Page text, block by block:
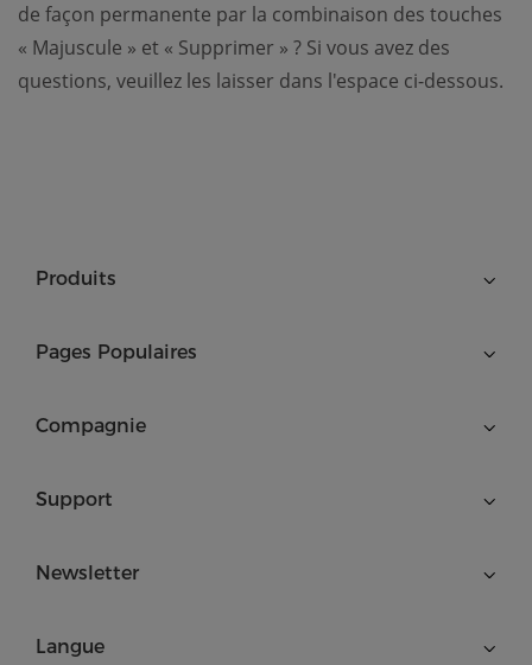
de façon permanente par la combinaison des touches
« Majuscule » et « Supprimer » ? Si vous avez des
questions, veuillez les laisser dans l'espace ci-dessous.
Produits
Pages Populaires
Compagnie
Support
Newsletter
Langue